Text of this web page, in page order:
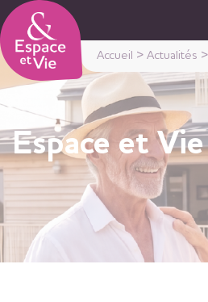
Accueil > Actualités >
Espace et
Panneau de gestion des cookies